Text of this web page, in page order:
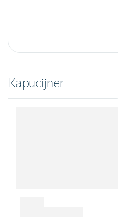
Kapucijner